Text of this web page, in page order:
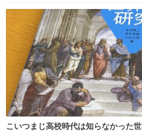
数
数
こいつまじ高校時代は知らなかった